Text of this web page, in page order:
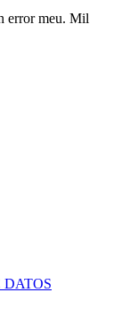
error meu. Mil